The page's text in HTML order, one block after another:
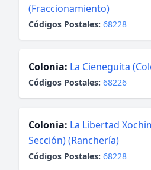
(Fraccionamiento)
Códigos Postales: 68228
Colonia: La Cieneguita
Códigos Postales: 68226
Colonia: La Libertad
Sección) (Ranchería)
Códigos Postales: 68228